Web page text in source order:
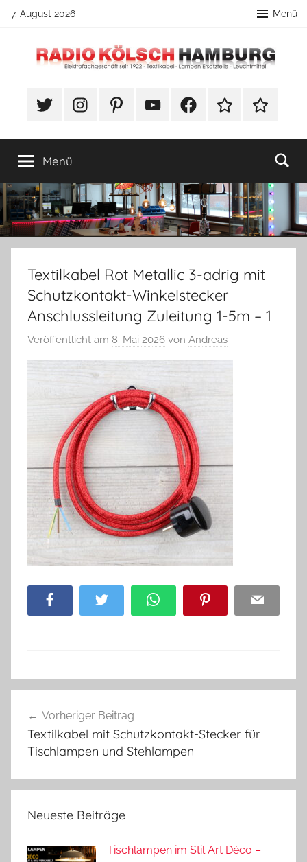
Zum
springen
7. August 2026 Menü
Radio
Hamburg
Lampenbau
#TwitterInstagramPinterestYouTubeFacebookTikTok Webshop
Menü
Textilkabel Rot Metallic 3-adrig mit
Schutzkontakt-Winkelstecker
Anschlussleitung Zuleitung 1-5m – 1
Veröffentlicht am 8. Mai 2026 von Andreas
Facebook Twitter WhatsApp Pinterest Email
Vorheriger Beitrag
Textilkabel mit Schutzkontakt-Stecker für
Tischlampen und Stehlampen
Neueste Beiträge
Tischlampen im Stil Art Déco –